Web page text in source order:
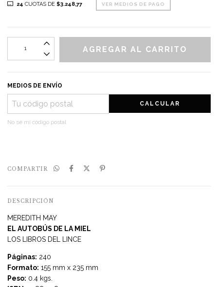
24 CUOTAS DE$3.248,77 VER MEDIOS DE PAGO
MEDIOS DE ENVÍO
CALCULAR
No sé mi código postal
COMPARTIR
DESCRIPCIÓN
MEREDITH MAY
EL AUTOBÚS DE LA MIEL
LOS LIBROS DEL LINCE
Páginas: 240
Formato: 155 mm x 235 mm
Peso: 0.4 kgs.